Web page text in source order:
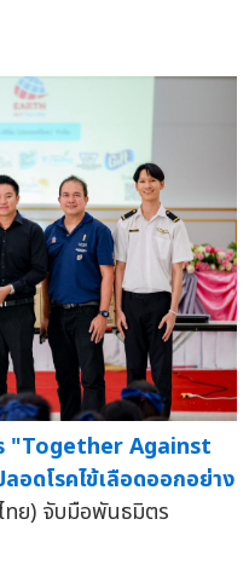
"Together Against
อดโรคไข้เลือดออกอย่าง
ทย) จับมือพันธมิตร